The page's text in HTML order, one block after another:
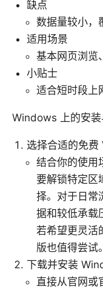
缺点
数据量较小，
适用场景
基本网页浏览
小贴士
适合短时段上
Windows 上的安装
选择合适的免费
结合你的使用
要解锁特定区
择。对于日常
据和较低承载
若希望更灵活
版也值得尝试。
下载并安装
直接从官网或